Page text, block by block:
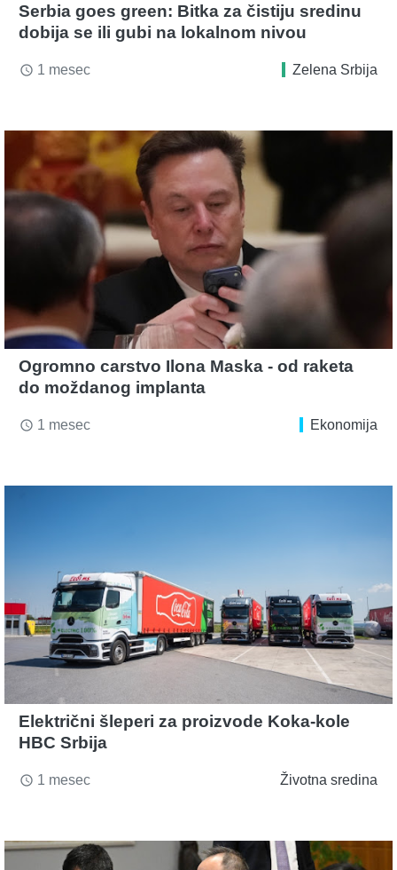
Serbia goes green: Bitka za čistiju sredinu
dobija se ili gubi na lokalnom nivou
access_time 1 mesec Zelena Srbija
Ogromno carstvo Ilona Maska - od raketa
do moždanog implanta
access_time 1 mesec Ekonomija
Električni šleperi za proizvode Koka-kole
HBC Srbija
access_time 1 mesec Životna sredina